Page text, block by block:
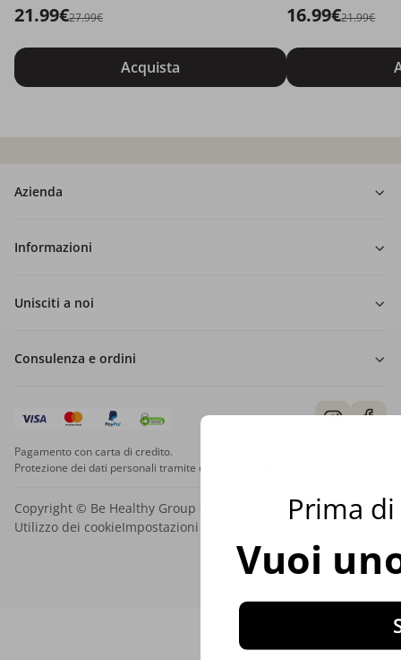
21.99€27.99€
Acquista
16.99€21.99€
Azienda
Informazioni
Unisciti a noi
Consulenza e ordini
Pagamento con carta di credito.
Protezione dei dati personali tramite crittografia SSL.
Copyright © Be Healthy Group d.o.o. 2012 - 2026
Utilizzo dei cookieImpostazioni dei cookie
Prima
Vuoi